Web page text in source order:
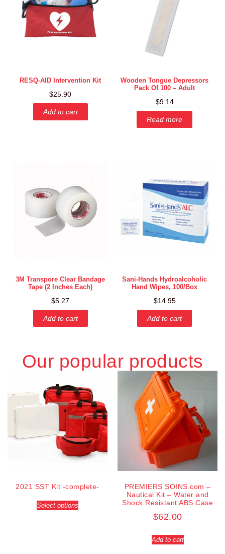
RESQ-AID Intervention Kit
$25.90
Add to cart
Wooden Tongue Depressors
Pack Of 100 – Adult
$9.14
Read more
3M Transpore Clear Bandage
Tape (2 Inches Each)
$5.27
Add to cart
Sani-Hands Hydroalcoholic
Hand Wipes, 100/Box
$14.95
Add to cart
Our popular products
2021 SST Kit -complete-
Select options
PREMIERS SOINS.com –
Nautical Kit – Water and
Shock Resistant ABS Case
$62.00
Add to cart